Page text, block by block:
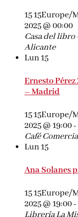
15 15Europe/
2025 @ 00:00
Casa del
Alicante
Lun15
Ernesto
– Madrid
15 15Europe/
2025 @ 19:00-
Café
Lun15
Ana Solanes
15 15Europe/
2025 @ 19:00-
Librería La